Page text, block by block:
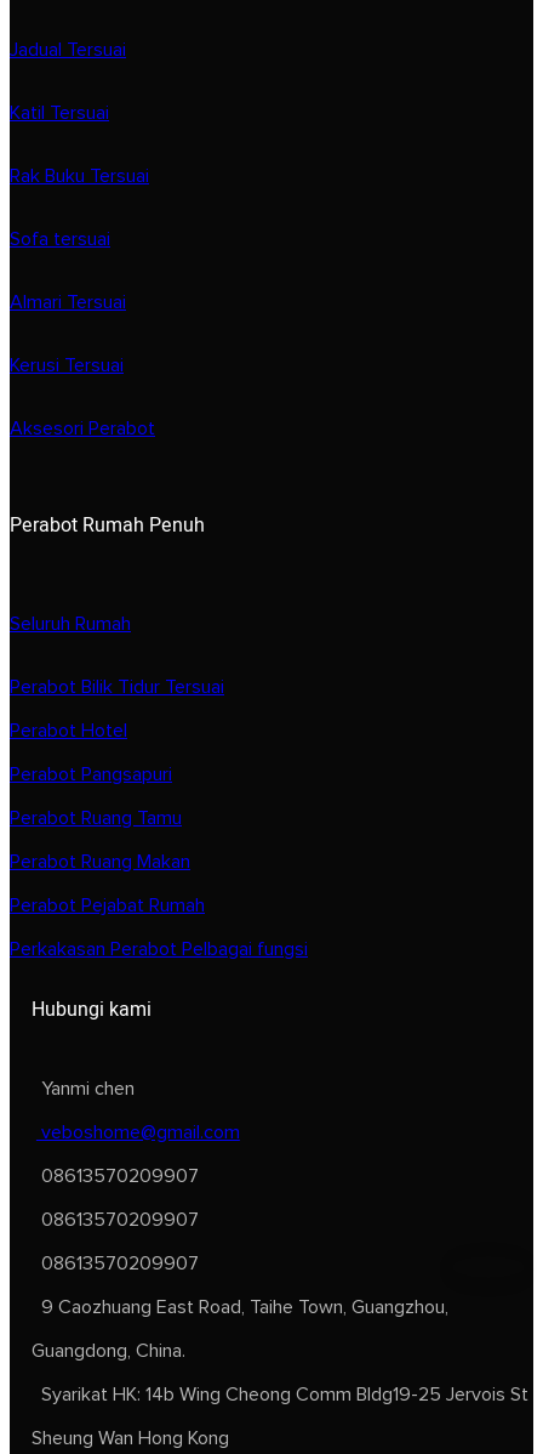
Jadual Tersuai
Katil Tersuai
Rak Buku Tersuai
Sofa tersuai
Almari Tersuai
Kerusi Tersuai
Aksesori Perabot
Perabot Rumah Penuh
Seluruh Rumah
Perabot Bilik Tidur Tersuai
Perabot Hotel
Perabot Pangsapuri
Perabot Ruang Tamu
Perabot Ruang Makan
Perabot Pejabat Rumah
Perkakasan Perabot Pelbagai fungsi
Hubungi kami
Yanmi chen
veboshome@gmail.com
08613570209907
08613570209907
08613570209907
9 Caozhuang East Road, Taihe Town, Guangzhou,
Guangdong, China.
Syarikat HK: 14b Wing Cheong Comm Bldg19-25 Jervois St
Sheung Wan Hong Kong